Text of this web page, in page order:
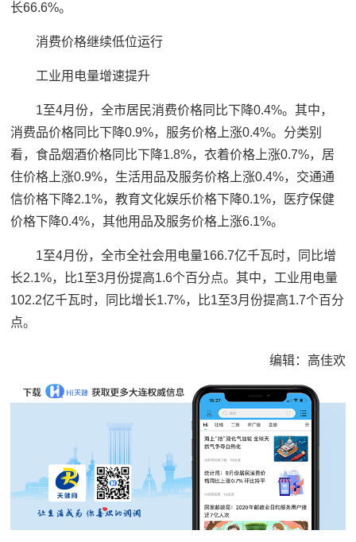
长66.6%。
消费价格继续低位运行
工业用电量增速提升
1至4月份，全市居民消费价格同比下降0.4%。其中，
消费品价格同比下降0.9%，服务价格上涨0.4%。分类别
看，食品烟酒价格同比下降1.8%，衣着价格上涨0.7%，居
住价格上涨0.9%，生活用品及服务价格上涨0.4%，交通通
信价格下降2.1%，教育文化娱乐价格下降0.1%，医疗保健
价格下降0.4%，其他用品及服务价格上涨6.1%。
1至4月份，全市全社会用电量166.7亿千瓦时，同比增
长2.1%，比1至3月份提高1.6个百分点。其中，工业用电量
102.2亿千瓦时，同比增长1.7%，比1至3月份提高1.7个百分
点。
编辑：高佳欢